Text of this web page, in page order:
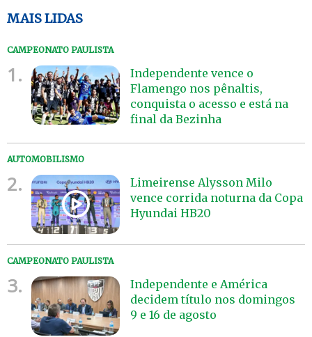
MAIS LIDAS
CAMPEONATO PAULISTA
1.
Independente vence o
Flamengo nos pênaltis,
conquista o acesso e está na
final da Bezinha
AUTOMOBILISMO
2.
Limeirense Alysson Milo
vence corrida noturna da Copa
Hyundai HB20
CAMPEONATO PAULISTA
3.
Independente e América
decidem título nos domingos
9 e 16 de agosto